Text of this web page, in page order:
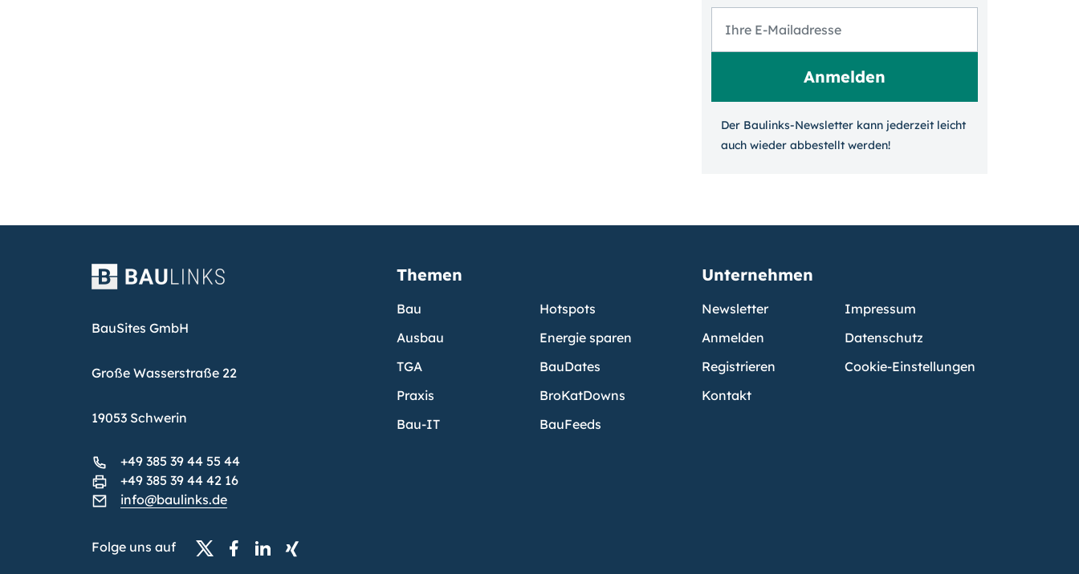
Der Baulinks-Newsletter kann jeder­zeit leicht
auch wieder ab­bestellt werden!
BauSites GmbH
Große Wasserstraße 22
19053 Schwerin
+49 385 39 44 55 44
+49 385 39 44 42 16
info@baulinks.de
Folge uns auf
Themen
Bau
Ausbau
TGA
Praxis
Bau-IT
Hotspots
Energie sparen
BauDates
BroKatDowns
BauFeeds
Unternehmen
Newsletter
Anmelden
Registrieren
Kontakt
Impressum
Datenschutz
Cookie-Einstellungen